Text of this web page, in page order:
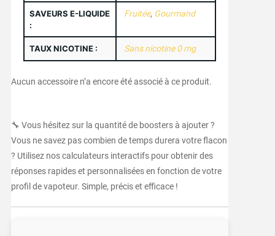
SAVEURS E-LIQUIDE
:
Fruitée, Gourmand
TAUX NICOTINE : Sans nicotine 0 mg
Aucun accessoire n’a encore été associé à ce produit.
🔧 Vous hésitez sur la quantité de boosters à ajouter ?
Vous ne savez pas combien de temps durera votre flacon
? Utilisez nos calculateurs interactifs pour obtenir des
réponses rapides et personnalisées en fonction de votre
profil de vapoteur. Simple, précis et efficace !